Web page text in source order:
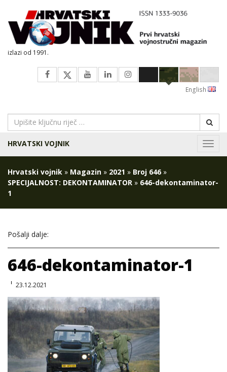
izlazi od 1991.
English
HRVATSKI VOJNIK
Hrvatski vojnik » Magazin » 2021 » Broj 646 »
SPECIJALNOST: DEKONTAMINATOR » 646-dekontaminator-
1
Pošalji dalje:
646-dekontaminator-1
23.12.2021